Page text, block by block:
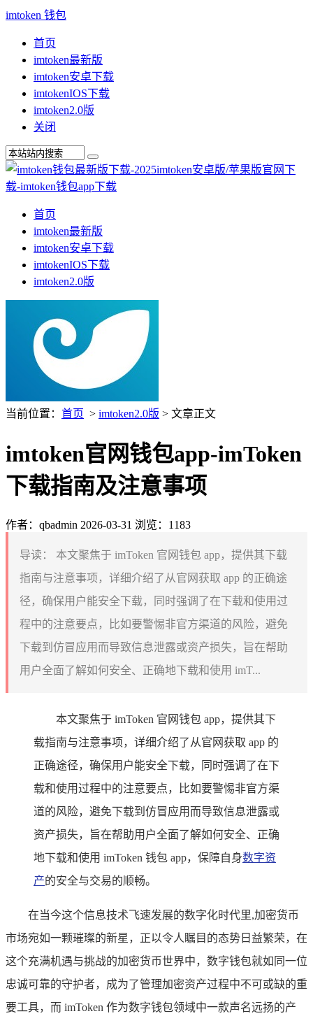
imtoken 钱包
首页
imtoken最新版
imtoken安卓下载
imtokenIOS下载
imtoken2.0版
关闭
首页
imtoken最新版
imtoken安卓下载
imtokenIOS下载
imtoken2.0版
当前位置： 首页 > imtoken2.0版 > 文章正文
imtoken官网钱包app-imToken
下载指南及注意事项
作者：qbadmin 2026-03-31 浏览：1183
导读：
本文聚焦于 imToken 官网钱包 app，提供其下载
指南与注意事项，详细介绍了从官网获取 app 的正确途
径，确保用户能安全下载，同时强调了在下载和使用过
程中的注意要点，比如要警惕非官方渠道的风险，避免
下载到仿冒应用而导致信息泄露或资产损失，旨在帮助
用户全面了解如何安全、正确地下载和使用 imT...
本文聚焦于 imToken 官网钱包 app，提供其下
载指南与注意事项，详细介绍了从官网获取 app 的
正确途径，确保用户能安全下载，同时强调了在下
载和使用过程中的注意要点，比如要警惕非官方渠
道的风险，避免下载到仿冒应用而导致信息泄露或
资产损失，旨在帮助用户全面了解如何安全、正确
地下载和使用 imToken 钱包 app，保障自身数字资
产的安全与交易的顺畅。
在当今这个信息技术飞速发展的数字化时代里,加密货币
市场宛如一颗璀璨的新星，正以令人瞩目的态势日益繁荣，在
这个充满机遇与挑战的加密货币世界中，数字钱包就如同一位
忠诚可靠的守护者，成为了管理加密资产过程中不可或缺的重
要工具，而 imToken 作为数字钱包领域中一款声名远扬的产